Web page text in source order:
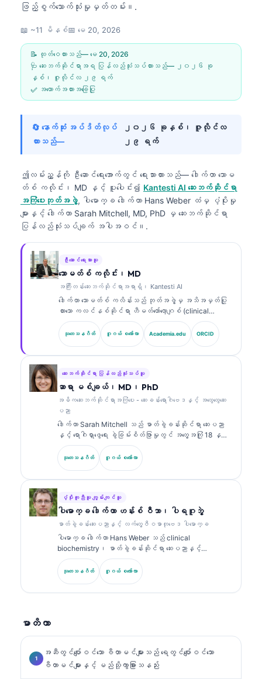
ဖြည့်စွက်သောက်သုံးမှုမှတ်တမ်း။.
📖 ~11 မိနစ်📅 မေ 20, 2026
📝 ထုတ်ဝေထားသည်— မေ 20, 2026
🩺 ဆေးဘက်ဆိုင်ရာအရ ပြန်လည်သုံးသပ်ထားသည်—
၂၀၂၆ ခု
နှစ်၊ ဇူလိုင်လ ၂၉ ရက်
✅ အထောက်အထားအခြေပြု
🔄 နောက်ဆုံး အပ်ဒိတ်လုပ်
ထားသည်—
၂၀၂၆ ခုနှစ်၊ ဇူလိုင်လ
၂၉ ရက်
ဤလမ်းညွှန်ကို ဦးဆောင်ရေးအောက်တွင် ရေးသားထားသည်— ဒေါက်တာ သောမ
တ်စ် ကလိုင်း၊ MD နှင့် ပူးပေါင်း၍ Kantesti AI ဆေးဘက်ဆိုင်ရာ
အကြံပေးဘုတ်အဖွဲ့, ပါမောက္ခ ဒေါက်တာ Hans Weber ထံမှ ပံ့ပိုးမှု
များနှင့် ဒေါက်တာ Sarah Mitchell, MD, PhD မှ ဆေးဘက်ဆိုင်ရာ
ပြန်လည်သုံးသပ်ချက် အပါအဝင်။.
ဦးဆောင်ရေးသားသူ
သောမတ်စ် ကလိုင်း၊ MD
အကြီးတန်းဆေးဘက်ဆိုင်ရာအရာရှိ၊ Kantesti AI
ဒေါက်တာ သောမတ်စ် ကလိန်းသည် ဘုတ်အဖွဲ့မှ အသိအမှတ်ပြု
ထားသော ကလင်နစ်ဆိုင်ရာ ဟီမတ်တော်လော့ဂျစ် (clinical
hematologist) နှင့် အတွင်းလူနာဆိုင်ရာ ဆရာဝန်
(internist) ဖြစ်ပြီး ဓာတ်ခွဲခန်းဆိုင်ရာ ဆေးပညာနှင့် AI
အကူအညီဖြင့် ကလင်နစ်ဆိုင်ရာ ခွဲခြမ်းစိတ်ဖြာမှုတွင်
အဖြစ် သူသည် ပိုင်ဆိုင်မှုဆိုင်ရာ အာရုံကြောကွန်ရက်
(proprietary neural network) ၏ ဆေးဘက်ဆိုင်ရာ တိကျမှုကို
စောင့်ကြည့်ကြီးကြပ်ပေးသည်။ ဒေါက်တာ ကလိန်းသည် ဇီဝ
အမှတ်အသား (biomarker) အဓိပ္ပာယ်ဖော်ခြင်းနှင့်
ဓာတ်ခွဲခန်းဆိုင်ရာ ရောဂါရှာဖွေခြင်း (laboratory
diagnostics) တို့နှင့်ပတ်သက်၍ ဓာတ်ခွဲခန်းဆိုင်ရာ ဆေး
ပညာဆိုင်ရာ ခေါင်းစဉ်များအပေါ်တွင် အကြိမ်ကြိမ် ထုတ်ဝေခဲ့
သည်။.
သုတေသနဂိတ် ဂူဂယ် စကော်လာ Academia.edu ORCID
ဆေးဘက်ဆိုင်ရာ ပြန်လည်သုံးသပ်သူ
ဆာရာ မစ်ချယ်၊ MD၊ PhD
အဓိကဆေးဘက်ဆိုင်ရာအကြံပေး - ဆေးခန်းရောဂါဗေဒနှင့် အထွေထွေဆေး
ပညာ
ဒေါက်တာ Sarah Mitchell သည် ဓာတ်ခွဲခန်းဆိုင်ရာ ဆေးပညာ
နှင့် ရောဂါရှာဖွေရေး ခွဲခြမ်းစိတ်ဖြာမှုတွင် အတွေ့အကြုံ 18 နှစ်
ကျော်ရှိသော ဘုတ်အဖွဲ့မှ အသိအမှတ်ပြု ကလင်နစ် ပက်သော်လော်
ဂျစ် (clinical pathologist) ဖြစ်သည်။ သူမသည် clinical
chemistry တွင် အထူးပြု အသိအမှတ်ပြုလက်မှတ်များကို ကိုင်
ထုတ်ဝေထားသည်။.
သုတေသနဂိတ် ဂူဂယ် စကော်လာ
ပံ့ပိုးကူညီသူ ကျွမ်းကျင်သူ
ပါမောက္ခ ဒေါက်တာ ဟန်းစ် ဝီဘာ၊ ပါရဂူဘွဲ့
ဓာတ်ခွဲခန်းဆေးပညာနှင့် လက်တွေ့ဇီဝဓာတုဗေဒ ပါမောက္ခ
ပါမောက္ခ ဒေါက်တာ Hans Weber သည် clinical
biochemistry၊ ဓာတ်ခွဲခန်းဆိုင်ရာ ဆေးပညာနှင့်
biomarker သုတေသနတွင် အတွေ့အကြုံ 30+ နှစ်ရှိသည်။
German Society for Clinical Chemistry ၏ ယခင်
ဥက္ကဋ္ဌဟောင်းဖြစ်ပြီး ရောဂါရှာဖွေရေး panel ခွဲခြမ်းစိတ်ဖြာ
သုတေသနဂိတ် ဂူဂယ် စကော်လာ
မာတိကာ
အဆီတွင်ပျော်ဝင်သော ဗီတာမင်များသည် ရေတွင်ပျော်ဝင်သော
ဗီတာမင်များနှင့် မည်သို့ကွာခြားသနည်း